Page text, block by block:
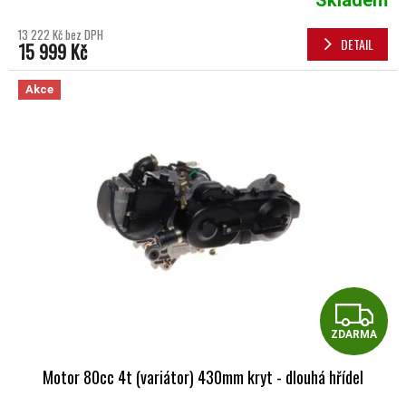
13 222 Kč bez DPH
15 999 Kč DETAIL
Akce
ZDARMA
Motor 80cc 4t (variátor) 430mm kryt - dlouhá hřídel